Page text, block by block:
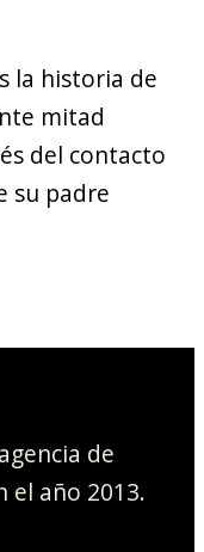
la historia de
mitad
del contacto
su padre
de
el año 2013.